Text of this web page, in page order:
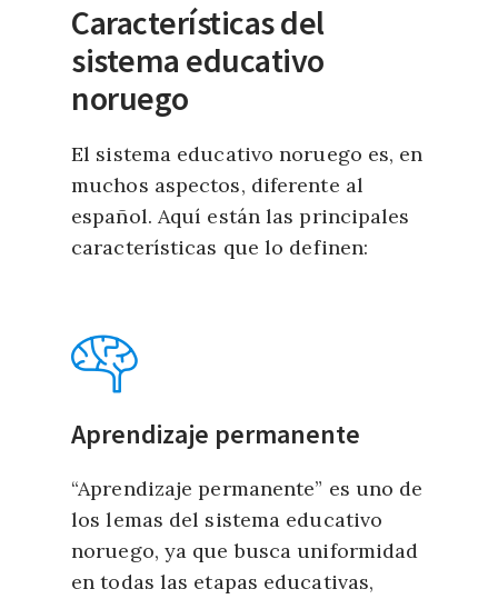
Características del
sistema educativo
noruego
El sistema educativo noruego es, en
muchos aspectos, diferente al
español. Aquí están las principales
características que lo definen:
Aprendizaje permanente
“Aprendizaje permanente” es uno de
los lemas del sistema educativo
noruego, ya que busca uniformidad
en todas las etapas educativas,